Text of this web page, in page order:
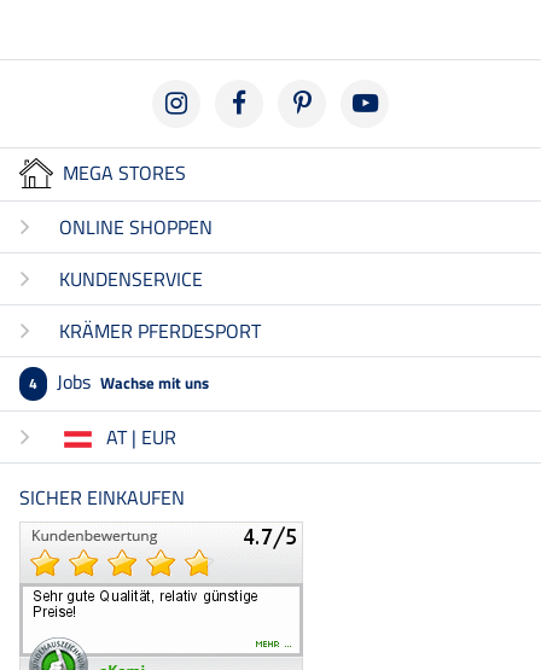
MEGA STORES
ONLINE SHOPPEN
KUNDENSERVICE
KRÄMER PFERDESPORT
4 Jobs Wachse mit uns
AT | EUR
SICHER EINKAUFEN